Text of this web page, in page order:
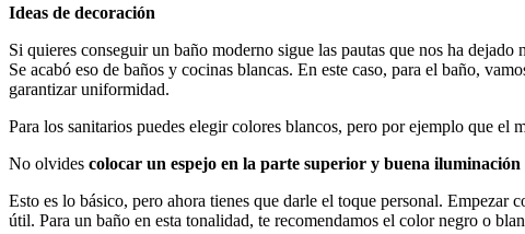
Ideas de decoración
Si quieres conseguir un baño moderno sigue las pautas que nos ha dejado
Se acabó eso de baños y cocinas blancas. En este caso, para el baño,
garantizar uniformidad.
Para los sanitarios puedes elegir colores blancos, pero por ejemplo que el
No olvides colocar un espejo en la parte superior y buena
Esto es lo básico, pero ahora tienes que darle el toque personal.
útil. Para un baño en esta tonalidad, te recomendamos el color negro o